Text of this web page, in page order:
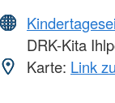
DRK-Kita
Karte: Link